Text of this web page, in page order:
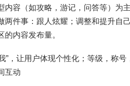
内容（如攻略，游记，问答等）为
两件事：跟人炫耀；调整和提升自
的内容发布量。
”，让用户体现个性化；等级，称
互动